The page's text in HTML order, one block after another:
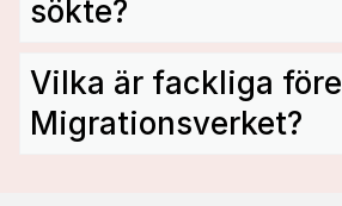
sökte?
Vilka är fackliga
Migrationsverket?